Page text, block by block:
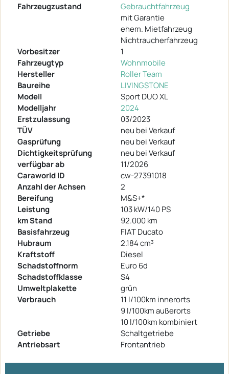
Fahrzeugzustand
Gebrauchtfahrzeug
mit Garantie
ehem. Mietfahrzeug
Nichtraucherfahrzeug
Vorbesitzer
1
Fahrzeugtyp
Wohnmobile
Hersteller
Roller Team
Baureihe
LIVINGSTONE
Modell
Sport DUO XL
Modelljahr
2024
Erstzulassung
03/2023
TÜV
neu bei Verkauf
Gasprüfung
neu bei Verkauf
Dichtigkeitsprüfung
neu bei Verkauf
verfügbar ab
11/2026
Caraworld ID
cw-27391018
Anzahl der Achsen
2
Bereifung
M&S+*
Leistung
103 kW/140 PS
km Stand
92.000 km
Basisfahrzeug
FIAT Ducato
Hubraum
2.184 cm³
Kraftstoff
Diesel
Schadstoffnorm
Euro 6d
Schadstoffklasse
S4
Umweltplakette
grün
Verbrauch
11 l/100km innerorts
9 l/100km außerorts
10 l/100km kombiniert
Getriebe
Schaltgetriebe
Antriebsart
Frontantrieb